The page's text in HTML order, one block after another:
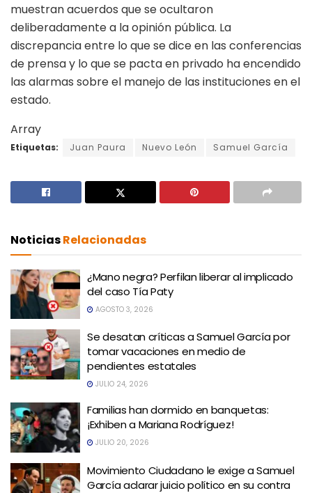
muestran acuerdos que se ocultaron
deliberadamente a la opinión pública. La
discrepancia entre lo que se dice en las conferencias
de prensa y lo que se pacta en privado ha encendido
las alarmas sobre el manejo de las instituciones en el
estado.
Array
Etiquetas: Juan Paura Nuevo León Samuel García
NoticiasRelacionadas
¿Mano negra? Perfilan liberar al implicado
del caso Tía Paty
AGOSTO 3, 2026
Se desatan críticas a Samuel García por
tomar vacaciones en medio de
pendientes estatales
JULIO 24, 2026
Familias han dormido en banquetas:
¡Exhiben a Mariana Rodríguez!
JULIO 20, 2026
Movimiento Ciudadano le exige a Samuel
García aclarar juicio político en su contra